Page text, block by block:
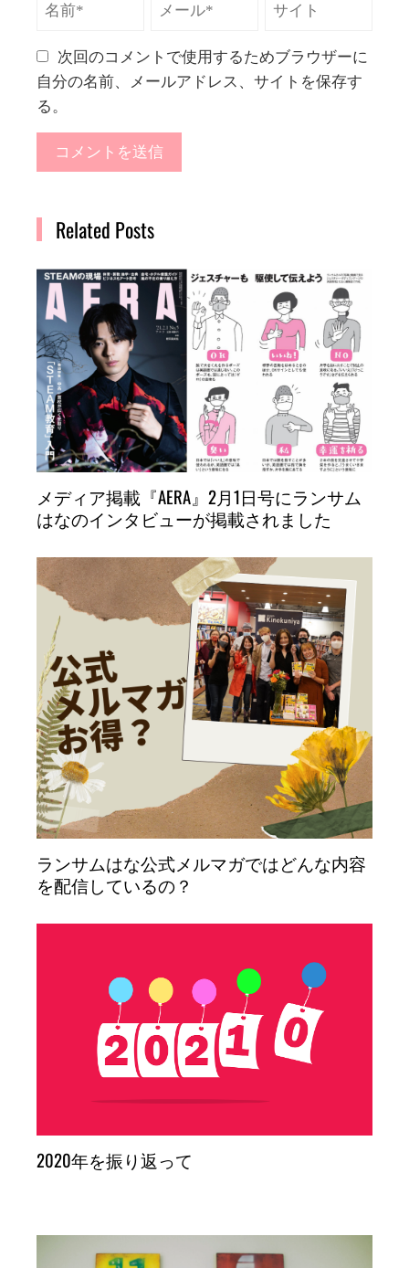
次回のコメントで使用するためブラウザーに
自分の名前、メールアドレス、サイトを保存す
る。
Related Posts
メディア掲載『AERA』2月1日号にランサム
はなのインタビューが掲載されました
ランサムはな公式メルマガではどんな内容
を配信しているの？
2020年を振り返って